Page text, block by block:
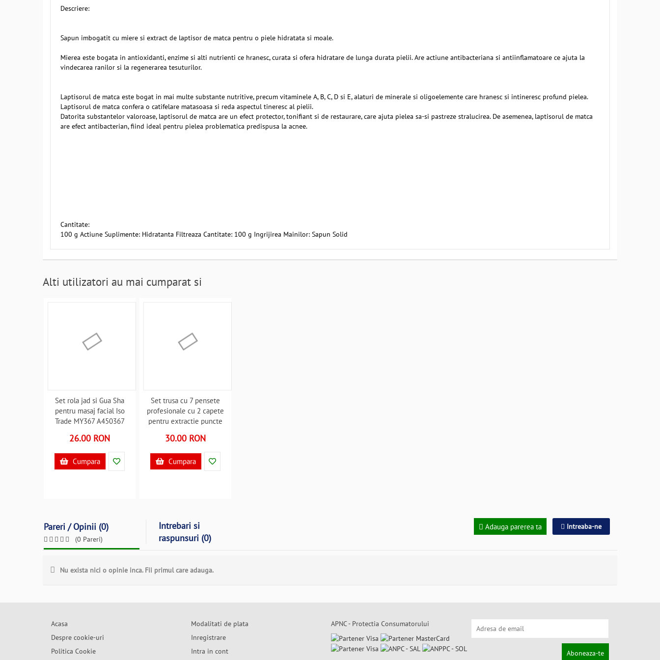
Descriere:
Sapun imbogatit cu miere si extract de laptisor de matca pentru o piele hidratata si moale.
Mierea este bogata in antioxidanti, enzime si alti nutrienti ce hranesc, curata si ofera hidratare de lunga durata pielii. Are actiune antibacteriana si antiinflamatoare ce ajuta la
vindecarea ranilor si la regenerarea tesuturilor.
Laptisorul de matca este bogat in mai multe substante nutritive, precum vitaminele A, B, C, D si E, alaturi de minerale si oligoelemente care hranesc si intineresc profund pielea.
Laptisorul de matca confera o catifelare matasoasa si reda aspectul tineresc al pielii.
Datorita substantelor valoroase, laptisorul de matca are un efect protector, tonifiant si de restaurare, care ajuta pielea sa-si pastreze stralucirea. De asemenea, laptisorul de matca
are efect antibacterian, fiind ideal pentru pielea problematica predispusa la acnee.
Cantitate:
100 g Actiune Suplimente: Hidratanta Filtreaza Cantitate: 100 g Ingrijirea Mainilor: Sapun Solid
Alti utilizatori au mai cumparat si
Set rola jad si Gua Sha
pentru masaj facial Iso
Trade MY367 A450367
26.00 RON
Cumpara
Set trusa cu 7 pensete
profesionale cu 2 capete
pentru extractie puncte
A45012
30.00 RON
Cumpara
Pareri / Opinii (0)
(0 Pareri)
Intrebari si
raspunsuri (0)
Adauga parerea ta Intreaba-ne
Nu exista nici o opinie inca. Fii primul care adauga.
Acasa
Despre cookie-uri
Politica Cookie
Modalitati de plata
Inregistrare
Intra in cont
APNC - Protectia Consumatorului
Aboneaza-te